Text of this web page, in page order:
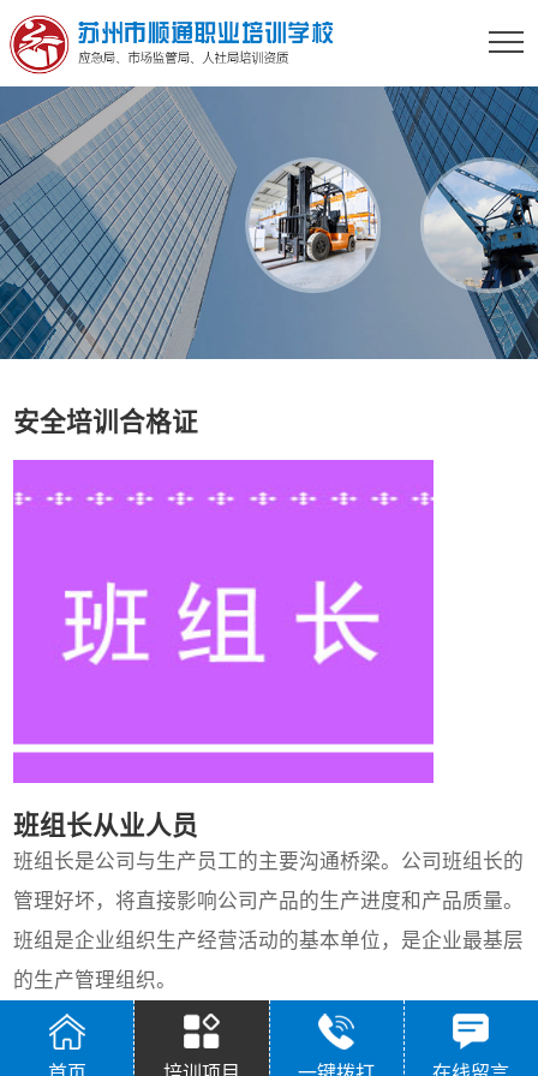
安全培训合格证
班组长从业人员
班组长是公司与生产员工的主要沟通桥梁。公司班组长的
管理好坏，将直接影响公司产品的生产进度和产品质量。
班组是企业组织生产经营活动的基本单位，是企业最基层
的生产管理组织。
立即报名